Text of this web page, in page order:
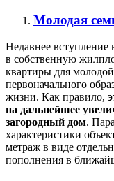
Молодая
Недавнее вступление
в собственную
квартиры для
первоначального
жизни. Как правило,
на дальнейшее
загородный дом.
характеристики
метраж в виде
пополнения в